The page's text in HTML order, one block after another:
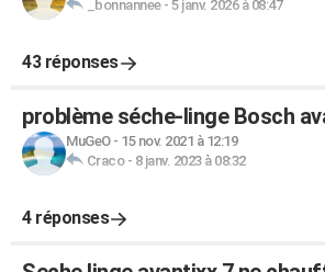
_bonnannee- 5 janv. 2026 à 08:47
43 réponses
problème séche-linge Bosch
MuGeO- 15 nov. 2021 à 12:19
Craco- 8 janv. 2023 à 08:32
4 réponses